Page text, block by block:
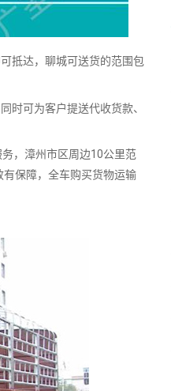
抵达，聊城可送货的范围包
时可为客户提送代收货款、
，漳州市区周边10公里范
保障，全车购买货物运输